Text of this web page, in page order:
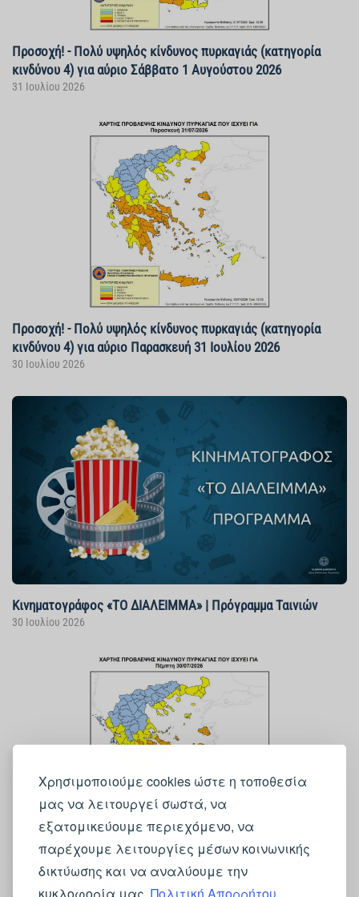
Χρησιμοποιούμε cookies ώστε η τοποθεσία
μας να λειτουργεί σωστά, να
εξατομικεύουμε περιεχόμενο, να
παρέχουμε λειτουργίες μέσων κοινωνικής
δικτύωσης και να αναλύουμε την
Προσοχή! - Πολύ υψηλός κίνδυνος πυρκαγιάς (κατηγορία
κινδύνου 4) για αύριο Σάββατο 1 Αυγούστου 2026
31 Ιουλίου 2026
Προσοχή! - Πολύ υψηλός κίνδυνος πυρκαγιάς (κατηγορία
κινδύνου 4) για αύριο Παρασκευή 31 Ιουλίου 2026
30 Ιουλίου 2026
Κινηματογράφος «ΤΟ ΔΙΑΛΕΙΜΜΑ» | Πρόγραμμα Ταινιών
30 Ιουλίου 2026
Προσοχή! - Πολύ υψηλός κίνδυνος πυρκαγιάς (κατηγορία
κινδύνου 4) για αύριο Πέμπτη 30 Ιουλίου 2026